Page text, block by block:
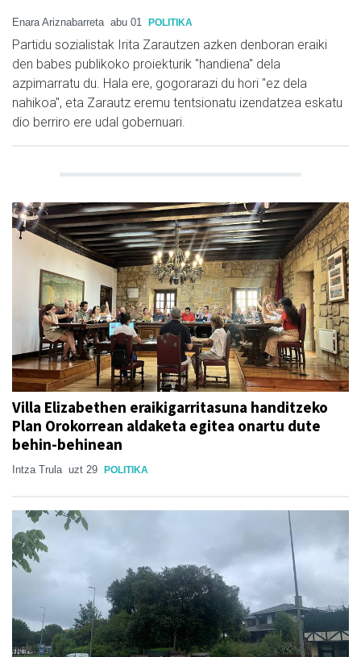
Enara Ariznabarreta abu 01 POLITIKA
Partidu sozialistak Irita Zarautzen azken denboran eraiki
den babes publikoko proiekturik "handiena" dela
azpimarratu du. Hala ere, gogorarazi du hori "ez dela
nahikoa", eta Zarautz eremu tentsionatu izendatzea eskatu
dio berriro ere udal gobernuari.
Villa Elizabethen eraikigarritasuna handitzeko
Plan Orokorrean aldaketa egitea onartu dute
behin-behinean
Intza Trula uzt 29 POLITIKA